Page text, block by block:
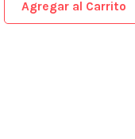
Agregar al Carrito